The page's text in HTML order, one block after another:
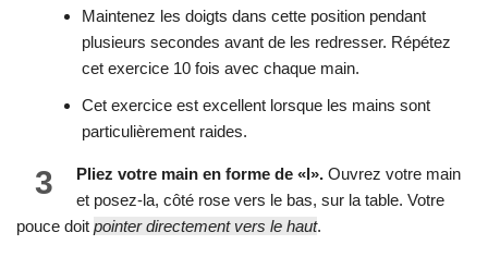
Maintenez les doigts dans cette position pendant
plusieurs secondes avant de les redresser. Répétez
cet exercice 10 fois avec chaque main.
Cet exercice est excellent lorsque les mains sont
particulièrement raides.
3 Pliez votre main en forme de «l». Ouvrez votre main
et posez-la, côté rose vers le bas, sur la table. Votre
pouce doit pointer directement vers le haut.